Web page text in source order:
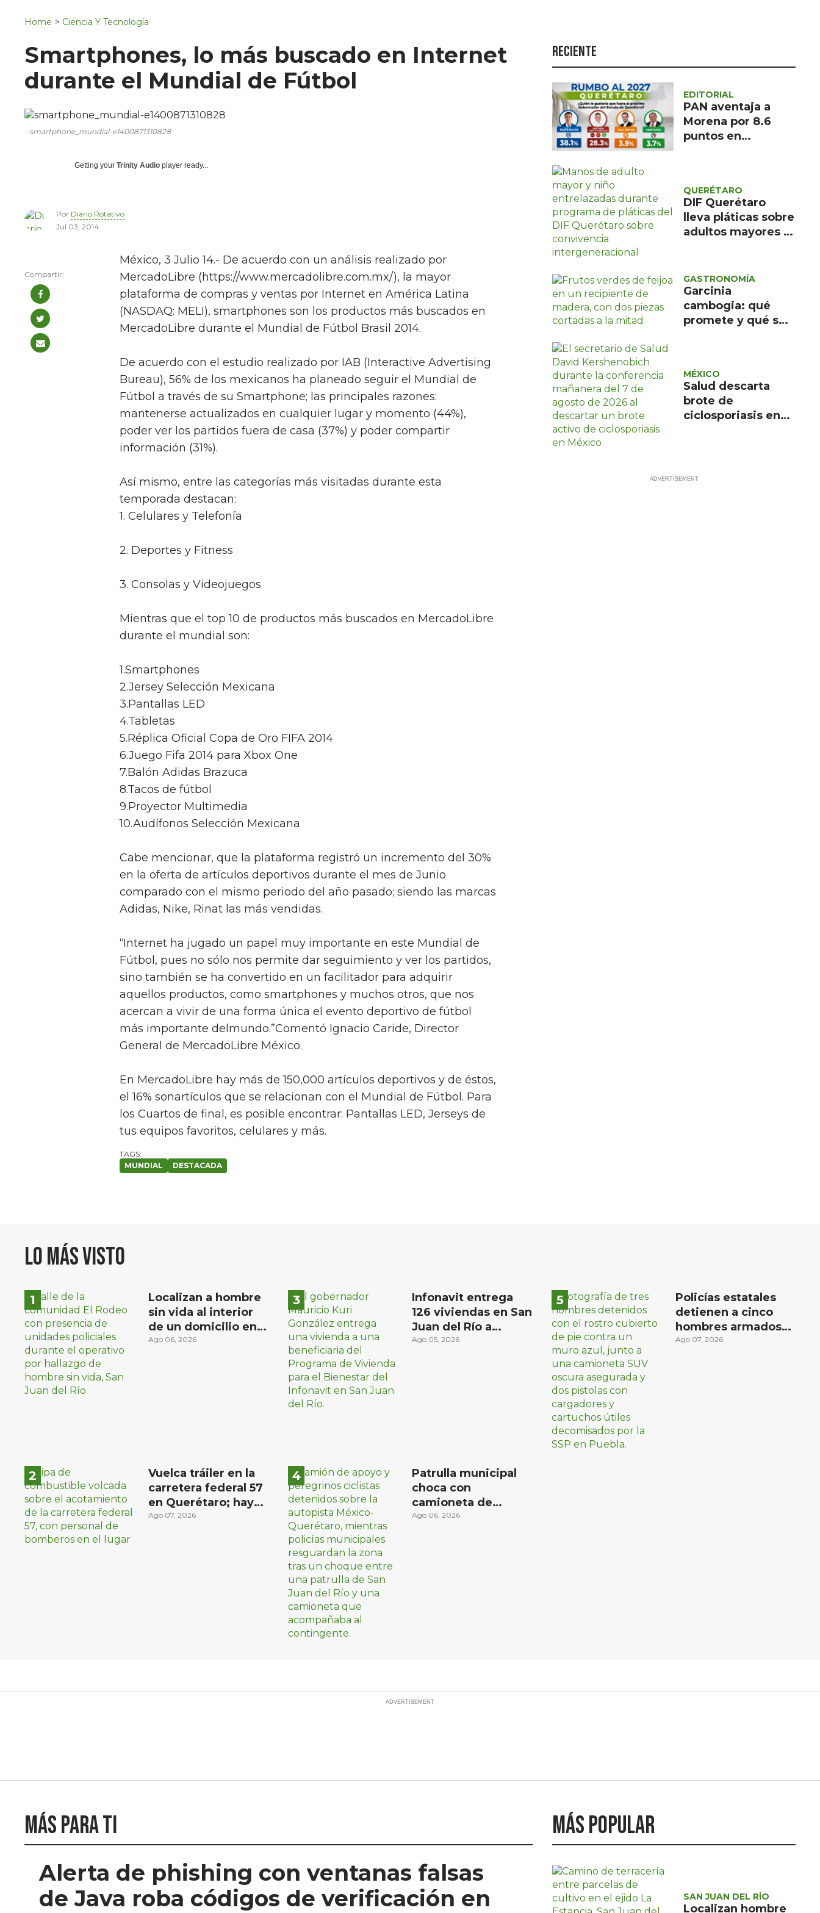
Política
Turismo
Asuntos Sociales
Estilo de vida
Home > Ciencia Y Tecnología
Smartphones, lo más buscado en Internet
durante el Mundial de Fútbol
smartphone_mundial-e1400871310828
Getting your Trinity Audio player ready...
Por Diario Rotativo
Jul 03, 2014
México, 3 Julio 14.- De acuerdo con un análisis realizado por
MercadoLibre (https://www.mercadolibre.com.mx/), la mayor
plataforma de compras y ventas por Internet en América Latina
(NASDAQ: MELI), smartphones son los productos más buscados en
MercadoLibre durante el Mundial de Fútbol Brasil 2014.
De acuerdo con el estudio realizado por IAB (Interactive Advertising
Bureau), 56% de los mexicanos ha planeado seguir el Mundial de
Fútbol a través de su Smartphone; las principales razones:
mantenerse actualizados en cualquier lugar y momento (44%),
poder ver los partidos fuera de casa (37%) y poder compartir
información (31%).
Así mismo, entre las categorías más visitadas durante esta
temporada destacan:
1. Celulares y Telefonía
2. Deportes y Fitness
3. Consolas y Videojuegos
Mientras que el top 10 de productos más buscados en MercadoLibre
durante el mundial son:
1.Smartphones
2.Jersey Selección Mexicana
3.Pantallas LED
4.Tabletas
5.Réplica Oficial Copa de Oro FIFA 2014
6.Juego Fifa 2014 para Xbox One
7.Balón Adidas Brazuca
8.Tacos de fútbol
9.Proyector Multimedia
10.Audífonos Selección Mexicana
Cabe mencionar, que la plataforma registró un incremento del 30%
en la oferta de artículos deportivos durante el mes de Junio
comparado con el mismo periodo del año pasado; siendo las marcas
Adidas, Nike, Rinat las más vendidas.
“Internet ha jugado un papel muy importante en este Mundial de
Fútbol, pues no sólo nos permite dar seguimiento y ver los partidos,
sino también se ha convertido en un facilitador para adquirir
aquellos productos, como smartphones y muchos otros, que nos
acercan a vivir de una forma única el evento deportivo de fútbol
más importante delmundo.”Comentó Ignacio Caride, Director
General de MercadoLibre México.
En MercadoLibre hay más de 150,000 artículos deportivos y de éstos,
el 16% sonartículos que se relacionan con el Mundial de Fútbol. Para
los Cuartos de final, es posible encontrar: Pantallas LED, Jerseys de
tus equipos favoritos, celulares y más.
MUNDIAL DESTACADA
Reciente
EDITORIAL
PAN aventaja a
Morena por 8.6
puntos en
según
Demoscopia
QUERÉTARO
DIF Querétaro
lleva pláticas sobre
adultos mayores a
municipio
GASTRONOMÍA
Garcinia
cambogia: qué
promete y qué se
MÉXICO
Salud descarta
brote de
ciclosporiasis en
Lo más visto
Localizan a hombre
sin vida al interior
de un domicilio en
la comunidad El
Ago 06, 2026
Vuelca tráiler en la
carretera federal 57
en Querétaro; hay
derrame de
Ago 07, 2026
Infonavit entrega
126 viviendas en San
Juan del Río a
familias de bajos
Ago 05, 2026
Patrulla municipal
choca con
camioneta de
peregrinos ciclistas
Ago 06, 2026
Policías estatales
detienen a cinco
hombres armados
en Puebla capital
Ago 07, 2026
Más para ti
Alerta de phishing con ventanas falsas
de Java roba códigos de verificación en
Más popular
SAN JUAN DEL RÍO
Localizan hombre